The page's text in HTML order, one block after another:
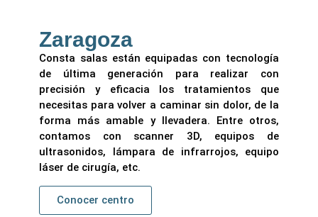
Zaragoza
Consta salas están equipadas con tecnología
de última generación para realizar con
precisión y eficacia los tratamientos que
necesitas para volver a caminar sin dolor, de la
forma más amable y llevadera. Entre otros,
contamos con scanner 3D, equipos de
ultrasonidos, lámpara de infrarrojos, equipo
láser de cirugía, etc.
Conocer centro